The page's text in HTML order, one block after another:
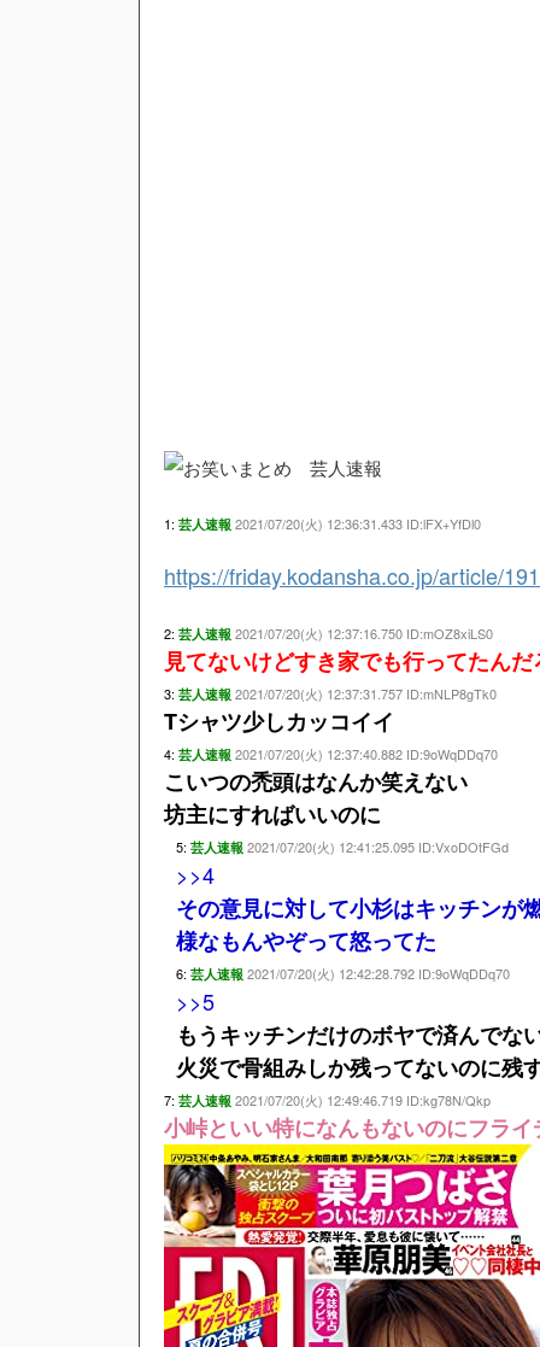
1: 芸人速報 2021/07/20(火) 12:36:31.433 ID:lFX+YfDl0
https://friday.kodansha.co.jp/article/
2: 芸人速報 2021/07/20(火) 12:37:16.750 ID:mOZ8xiLS0
見てないけどすき家でも行ってたんだ
3: 芸人速報 2021/07/20(火) 12:37:31.757 ID:mNLP8gTk0
Tシャツ少しカッコイイ
4: 芸人速報 2021/07/20(火) 12:37:40.882 ID:9oWqDDq70
こいつの禿頭はなんか笑えない
坊主にすればいいのに
5: 芸人速報 2021/07/20(火) 12:41:25.095 ID:VxoDOtFGd
>>4
その意見に対して小杉はキッチンが
様なもんやぞって怒ってた
6: 芸人速報 2021/07/20(火) 12:42:28.792 ID:9oWqDDq70
>>5
もうキッチンだけのボヤで済んでな
火災で骨組みしか残ってないのに残
7: 芸人速報 2021/07/20(火) 12:49:46.719 ID:kg78N/Qkp
小峠といい特になんもないのにフラ